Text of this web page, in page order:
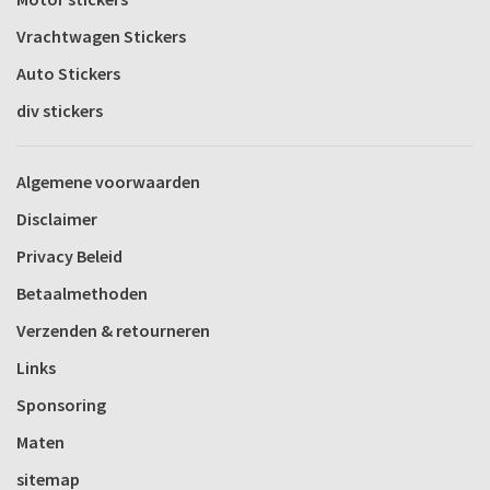
Vrachtwagen Stickers
Auto Stickers
div stickers
Algemene voorwaarden
Disclaimer
Privacy Beleid
Betaalmethoden
Verzenden & retourneren
Links
Sponsoring
Maten
sitemap